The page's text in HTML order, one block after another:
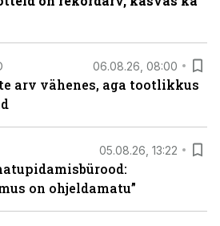
06.08.26, 08:00
arv vähenes, aga tootlikkus
05.08.26, 13:22
on ohjeldamatu”